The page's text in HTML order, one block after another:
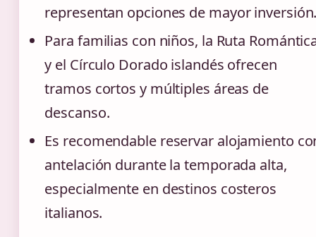
representan opciones de mayor
Para familias con niños, la Ruta
y el Círculo Dorado islandés ofrecen
tramos cortos y múltiples áreas de
descanso.
Es recomendable reservar alojamiento
antelación durante la temporada alta,
especialmente en destinos costeros
italianos.